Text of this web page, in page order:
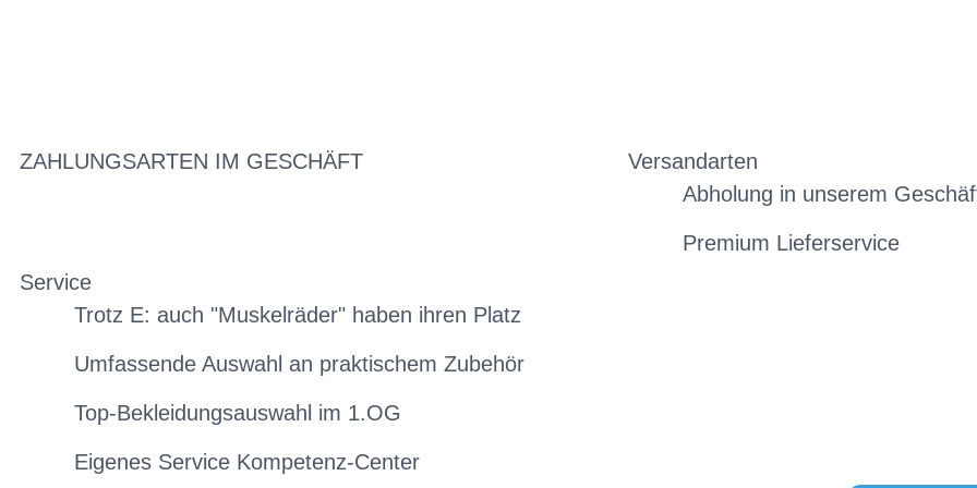
ZAHLUNGSARTEN IM GESCHÄFT
Versandarten
Abholung in unserem
Premium Lieferservice
Service
Trotz E: auch "Muskelräder" haben ihren Platz
Umfassende Auswahl an praktischem Zubehör
Top-Bekleidungsauswahl im 1.OG
Eigenes Service Kompetenz-Center